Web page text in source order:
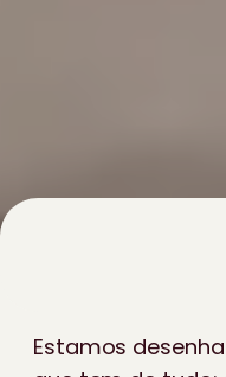
Estamos